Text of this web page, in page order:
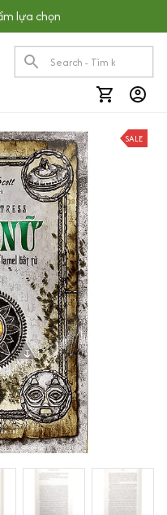
lựa chọn
SALE